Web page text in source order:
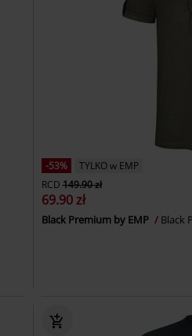
-53%
TYLKO w EMP
RCD 149.90 zł
69.90 zł
Black Premium by EMP Black